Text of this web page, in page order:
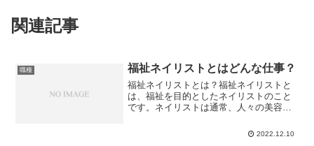
関連記事
職種 福祉ネイリストとはどんな仕事？
福祉ネイリストとは？福祉ネイリストと
は、福祉を目的としたネイリストのこと
です。ネイリストは通常、人々の美容や
る専門家のことですが、福祉ネイリスト
2022.12.10